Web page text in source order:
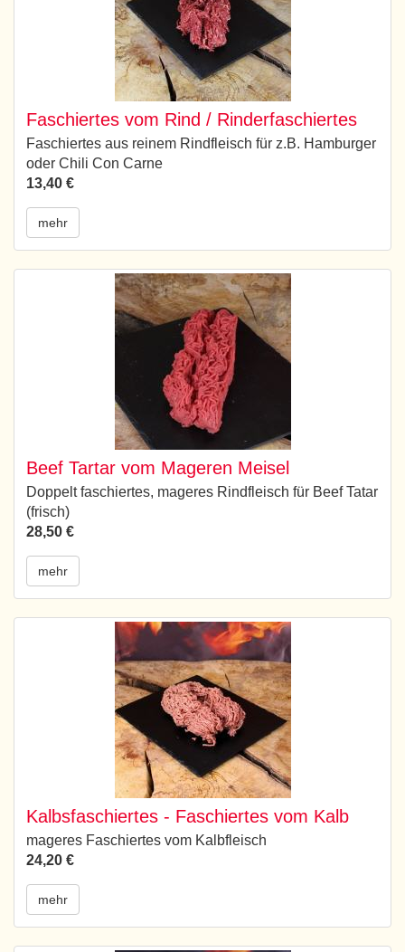
Faschiertes vom Rind / Rinderfaschiertes
Faschiertes aus reinem Rindfleisch für z.B. Hamburger
oder Chili Con Carne
13,40 €
mehr
Beef Tartar vom Mageren Meisel
Doppelt faschiertes, mageres Rindfleisch für Beef Tatar
(frisch)
28,50 €
mehr
Kalbsfaschiertes - Faschiertes vom Kalb
mageres Faschiertes vom Kalbfleisch
24,20 €
mehr